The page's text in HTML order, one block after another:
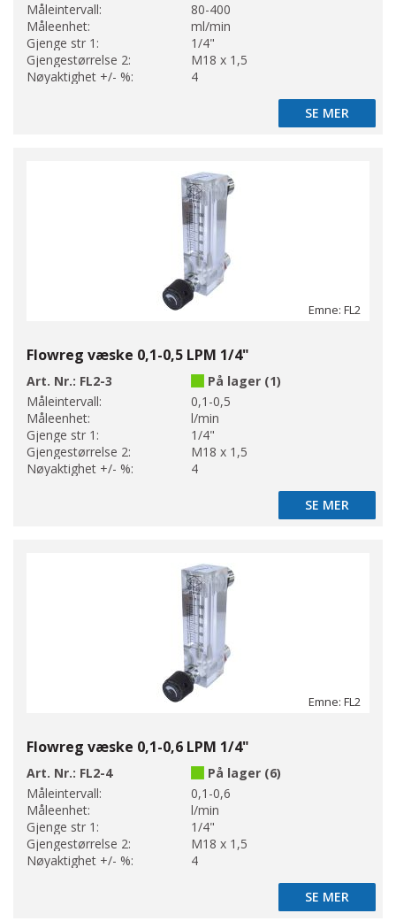
Måleintervall:
80-400
Måleenhet:
ml/min
Gjenge str 1:
1/4"
Gjengestørrelse 2:
M18 x 1,5
Nøyaktighet +/- %:
4
SE MER
SE MER
Emne: FL2
Flowreg væske 0,1-0,5 LPM 1/4"
Art. Nr.: FL2-3
På lager (1)
Måleintervall:
0,1-0,5
Måleenhet:
l/min
Gjenge str 1:
1/4"
Gjengestørrelse 2:
M18 x 1,5
Nøyaktighet +/- %:
4
SE MER
SE MER
Emne: FL2
Flowreg væske 0,1-0,6 LPM 1/4"
Art. Nr.: FL2-4
På lager (6)
Måleintervall:
0,1-0,6
Måleenhet:
l/min
Gjenge str 1:
1/4"
Gjengestørrelse 2:
M18 x 1,5
Nøyaktighet +/- %:
4
SE MER
SE MER